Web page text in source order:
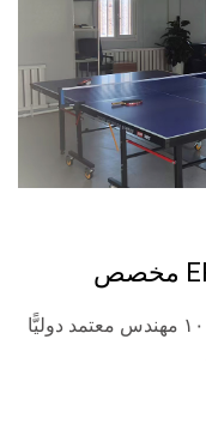
استنادًا إلى احتياجاتكم، سيقوم أكثر من ١٠٠ مهندس معتمد دوليًّا